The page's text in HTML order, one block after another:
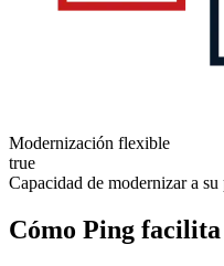
Modernización flexible
true
Capacidad de modernizar a
Cómo Ping